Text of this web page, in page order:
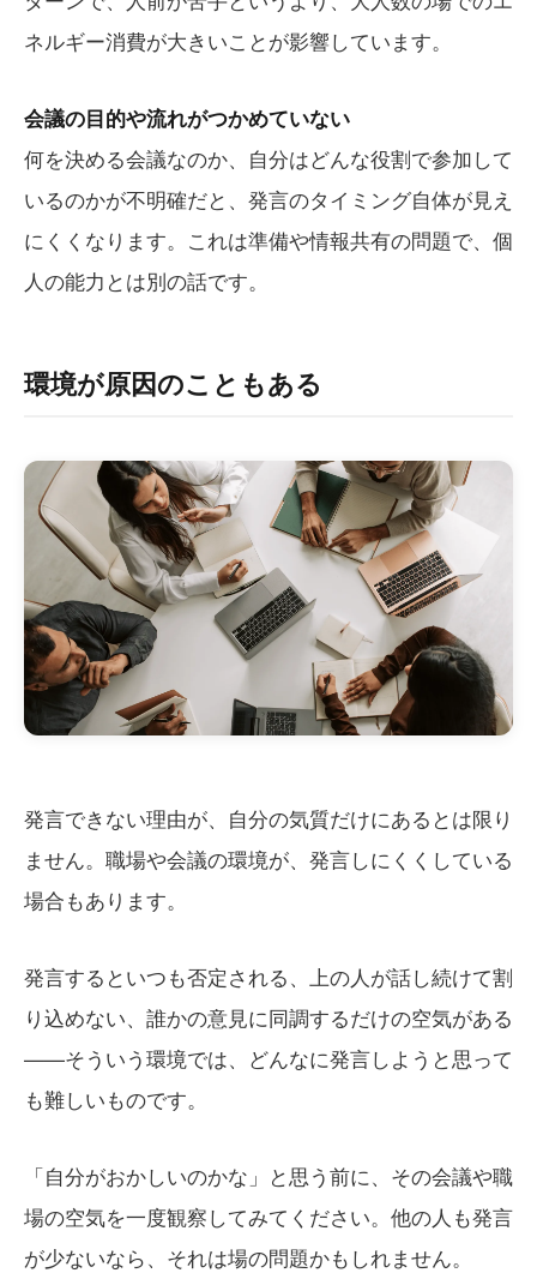
ネルギー消費が大きいことが影響しています。
会議の目的や流れがつかめていない
何を決める会議なのか、自分はどんな役割で参加して
いるのかが不明確だと、発言のタイミング自体が見え
にくくなります。これは準備や情報共有の問題で、個
人の能力とは別の話です。
環境が原因のこともある
発言できない理由が、自分の気質だけにあるとは限り
ません。職場や会議の環境が、発言しにくくしている
場合もあります。
発言するといつも否定される、上の人が話し続けて割
り込めない、誰かの意見に同調するだけの空気がある
——そういう環境では、どんなに発言しようと思って
も難しいものです。
「自分がおかしいのかな」と思う前に、その会議や職
場の空気を一度観察してみてください。他の人も発言
が少ないなら、それは場の問題かもしれません。